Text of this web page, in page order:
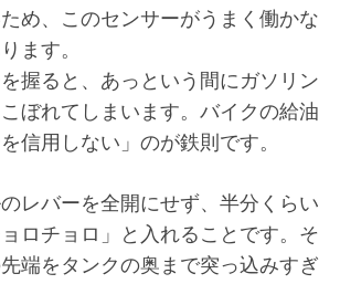
め、このセンサーがうまく働かな
ます。
握ると、あっという間にガソリン
ぼれてしまいます。バイクの給油
信用しない」のが鉄則です。
レバーを全開にせず、半分くらい
ロチョロ」と入れることです。そ
端をタンクの奥まで突っ込みすぎ